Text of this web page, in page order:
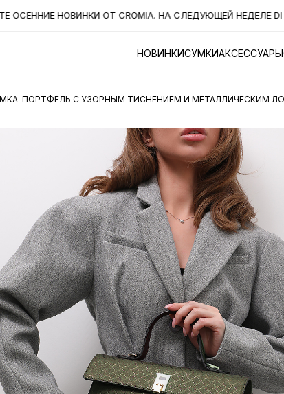
НОВИНКИ ОТ CROMIA. НА СЛЕДУЮЩЕЙ НЕДЕЛЕ DI
НОВИНКИСУМКИАКСЕССУАРЫ
ПОРТФЕЛЬ С УЗОРНЫМ ТИСНЕНИЕМ И МЕТАЛЛИЧЕСКИМ